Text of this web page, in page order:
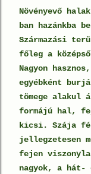
Növényevő
ban hazánkba
Származási
főleg a
Nagyon
egyébként
tömege alakul
formájú hal,
kicsi. Szája
jellegzetesen
fejen
nagyok, a